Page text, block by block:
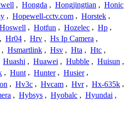
, Hongda , Hongjingtian , Honic
, Hopewell-cctv.com , Horstek ,
Hoswell , Hotfun , Hozelec , Hp ,
, Hr04 , Hrv , Hs Ip Camera ,
, Hsmartlink , Hsv , Hta , Htc ,
Huashi , Huawei , Hubble , Huisun ,
, Hunt , Hunter , Husier ,
, Hv3c , Hvcam , Hvr , Hx-635k ,
, Hybsys , Hyobalc , Hyundai ,